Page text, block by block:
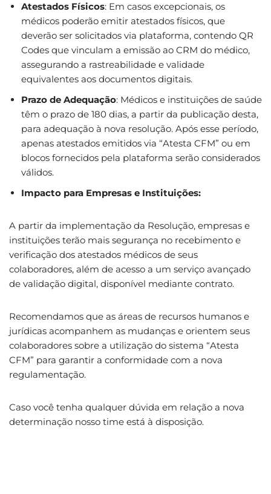
Atestados Físicos: Em casos excepcionais, os
médicos poderão emitir atestados físicos, que
deverão ser solicitados via plataforma, contendo QR
Codes que vinculam a emissão ao CRM do médico,
assegurando a rastreabilidade e validade
equivalentes aos documentos digitais.
Prazo de Adequação: Médicos e instituições de saúde
têm o prazo de 180 dias, a partir da publicação desta,
para adequação à nova resolução. Após esse período,
apenas atestados emitidos via “Atesta CFM” ou em
blocos fornecidos pela plataforma serão considerados
válidos.
Impacto para Empresas e Instituições:
A partir da implementação da Resolução, empresas e
instituições terão mais segurança no recebimento e
verificação dos atestados médicos de seus
colaboradores, além de acesso a um serviço avançado
de validação digital, disponível mediante contrato.
Recomendamos que as áreas de recursos humanos e
jurídicas acompanhem as mudanças e orientem seus
colaboradores sobre a utilização do sistema “Atesta
CFM” para garantir a conformidade com a nova
regulamentação.
Caso você tenha qualquer dúvida em relação a nova
determinação nosso time está à disposição.